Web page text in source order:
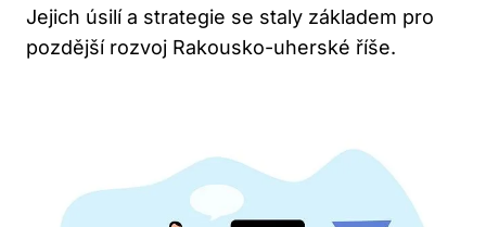
Jejich úsilí a strategie se staly základem pro
pozdější rozvoj Rakousko-uherské říše.